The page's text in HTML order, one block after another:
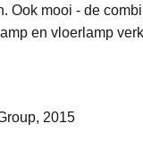
Ook mooi - de
en vloerlamp
2015